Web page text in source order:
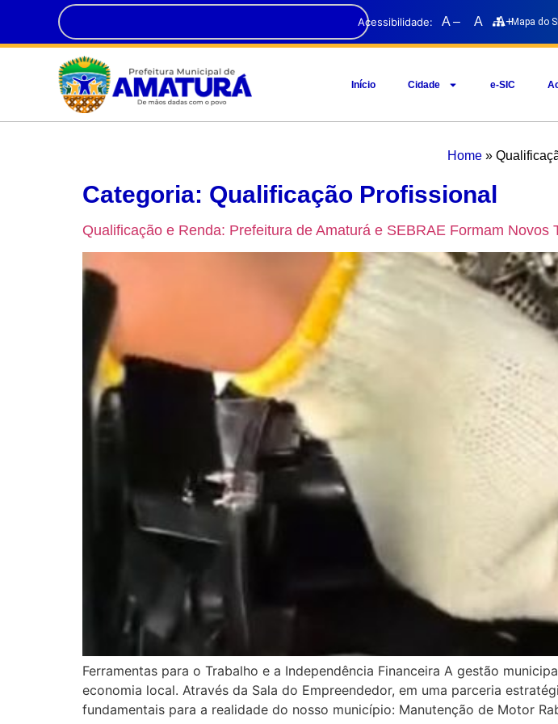
Acessibilidade: A – A A+Mapa do
Início Cidade e-SIC
Home»
Categoria: Qualificação Profissional
Qualificação e Renda: Prefeitura de Amaturá e SEBRAE Formam Novos
Ferramentas para o Trabalho e a Independência Financeira A gestão
economia local. Através da Sala do Empreendedor, em uma parceria
fundamentais para a realidade do nosso município: Manutenção de Motor